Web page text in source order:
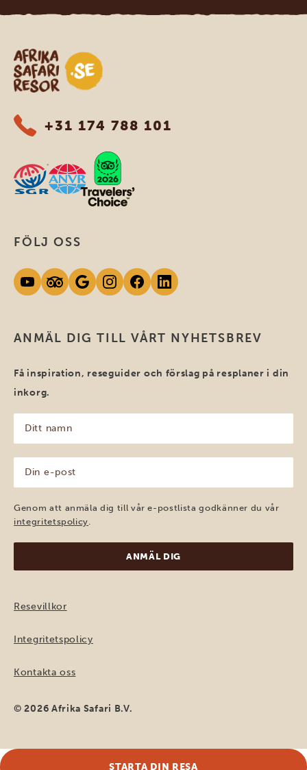
Safari-resor i Afrika
+31 174 788 101
ANMÄL DIG TILL VÅRT NYHETSBREV
Få inspiration, reseguider och förslag på resplaner i din
inkorg.
namn
(Obligatoriskt)
post
(Obligatoriskt)
Genom att anmäla dig till vår e-postlista godkänner du vår
integritetspolicy.
FÖLJ OSS
Resevillkor
Integritetspolicy
Kontakta oss
© 2026 Afrika Safari B.V.
STARTA DIN RESA